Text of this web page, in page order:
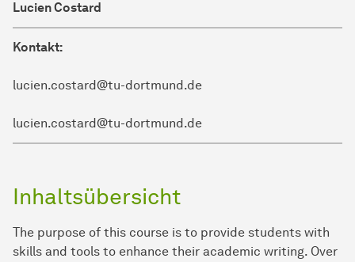
Lucien Costard
Kontakt:
lucien.costard@tu-dortmund.de
lucien.costard@tu-dortmund.de
Inhaltsübersicht
The purpose of this course is to provide students with
skills and tools to enhance their academic writing. Over